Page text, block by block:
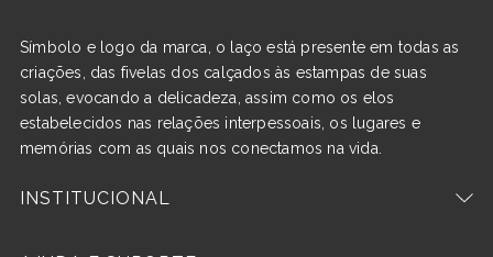
Símbolo e logo da marca, o laço está presente em todas as
criações, das fivelas dos calçados às estampas de suas
solas, evocando a delicadeza, assim como os elos
estabelecidos nas relações interpessoais, os lugares e
memórias com as quais nos conectamos na vida.
INSTITUCIONAL